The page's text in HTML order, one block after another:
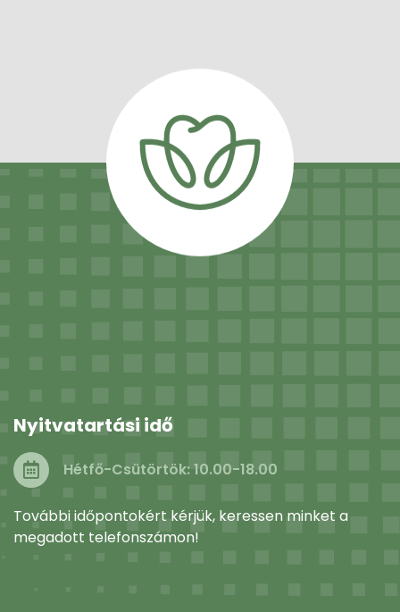
Nyitvatartási idő
Hétfő-Csütörtök: 10.00-18.00
További időpontokért kérjük, keressen minket a
megadott telefonszámon!